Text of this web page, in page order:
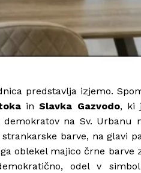
predstavlja izjemo.
inSlavka Gazvodo, ki
na Sv. Urbanu
barve, na glavi
oblekel majico črne
odel v